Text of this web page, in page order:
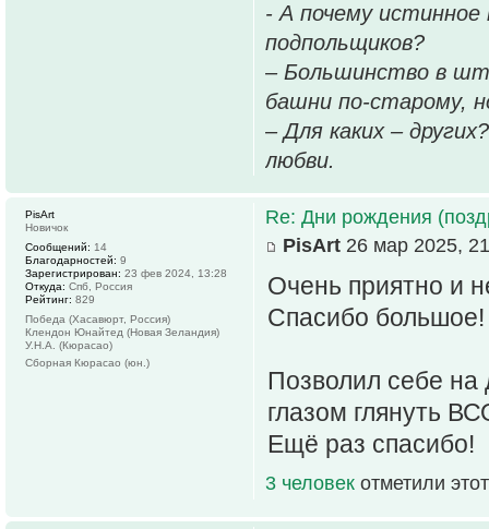
- А почему
подпольщиков?
– Большинство в
башни по-старому,
– Для каких –
любви.
Re: Дни рождения
PisArt 26 мар 2025,
Очень приятно и
Спасибо большое!
Позволил себе на
глазом глянуть
Ещё раз спасибо!
3 человек отметили
PisArt
Новичок
Сообщений: 14
Благодарностей: 9
Зарегистрирован: 23 фев 2024, 13:28
Откуда: Спб, Россия
Рейтинг: 829
Победа (Хасавюрт, Россия)
Клендон Юнайтед (Новая Зеландия)
У.Н.А. (Кюрасао)
Сборная Кюрасао (юн.)